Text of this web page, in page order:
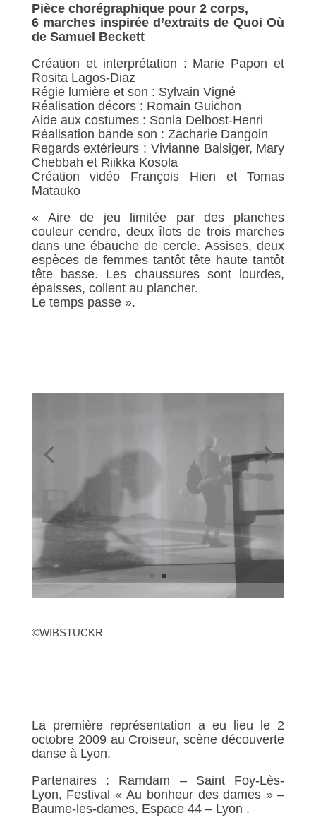
Pièce chorégraphique pour 2 corps,
6 marches inspirée d’extraits de Quoi Où
de Samuel Beckett
Création et interprétation : Marie Papon et
Rosita Lagos-Diaz
Régie lumière et son : Sylvain Vigné
Réalisation décors : Romain Guichon
Aide aux costumes : Sonia Delbost-Henri
Réalisation bande son : Zacharie Dangoin
Regards extérieurs : Vivianne Balsiger, Mary
Chebbah et Riikka Kosola
Création vidéo François Hien et Tomas
Matauko
« Aire de jeu limitée par des planches
couleur cendre, deux îlots de trois marches
dans une ébauche de cercle. Assises, deux
espèces de femmes tantôt tête haute tantôt
tête basse. Les chaussures sont lourdes,
épaisses, collent au plancher.
Le temps passe ».
©WIBSTUCKR
La première représentation a eu lieu le 2
octobre 2009 au Croiseur, scène découverte
danse à Lyon.
Partenaires : Ramdam – Saint Foy-Lès-
Lyon, Festival « Au bonheur des dames » –
Baume-les-dames, Espace 44 – Lyon .